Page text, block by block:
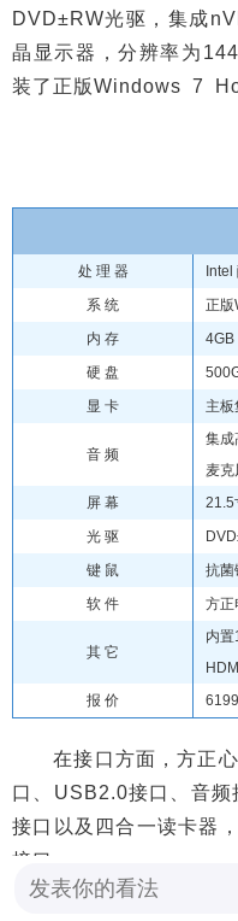
DVD±RW光驱，集成
晶显示器，分辨率为
装了正版Windows 7
处 理 器
Intel
系 统
正版
内 存
4GB
硬 盘
显 卡
主
音 频
集成
麦克
屏 幕
21.5
光 驱
键 鼠
抗菌
软 件
方正
其 它
内
报 价
在接口方面，方正心
口、USB2.0接口、音
接口以及四合一读卡器
接口。
编辑点评：